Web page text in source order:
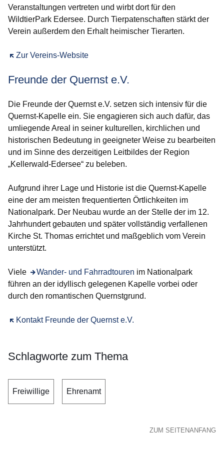
Veranstaltungen vertreten und wirbt dort für den
WildtierPark Edersee. Durch Tierpatenschaften stärkt der
Verein außerdem den Erhalt heimischer Tierarten.
Zur Vereins-Website
Öffnet sich in einem neuen Fenster
Freunde der Quernst e.V.
Die Freunde der Quernst e.V. setzen sich intensiv für die
Quernst-Kapelle ein. Sie engagieren sich auch dafür, das
umliegende Areal in seiner kulturellen, kirchlichen und
historischen Bedeutung in geeigneter Weise zu bearbeiten
und im Sinne des derzeitigen Leitbildes der Region
„Kellerwald-Edersee“ zu beleben.
Aufgrund ihrer Lage und Historie ist die Quernst-Kapelle
eine der am meisten frequentierten Örtlichkeiten im
Nationalpark. Der Neubau wurde an der Stelle der im 12.
Jahrhundert gebauten und später vollständig verfallenen
Kirche St. Thomas errichtet und maßgeblich vom Verein
unterstützt.
Viele Wander- und Fahrradtouren im Nationalpark
führen an der idyllisch gelegenen Kapelle vorbei oder
durch den romantischen Quernstgrund.
Kontakt Freunde der Quernst e.V.
Öffnet sich in einem neuen Fenster
Schlagworte zum Thema
Freiwillige Ehrenamt
ZUM SEITENANFANG